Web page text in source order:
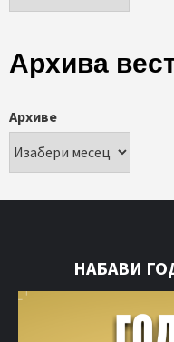
Архива
Архиве
НАБАВИ